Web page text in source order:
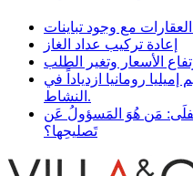
مع وجود تباينات
إعادة تركيب عداد الغاز
الأسعار وتغير الطلب
رومانيا ازدياداً في
النشاط.
مَن هُوَ المَسؤولُ عَن
تَصليحِها؟